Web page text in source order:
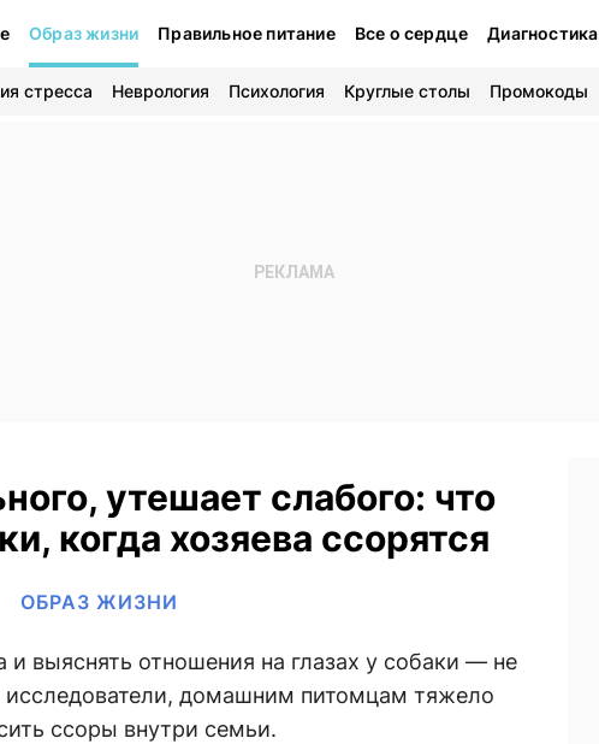
Образ жизни Правильное питание Все о сердце Диагностика
стресса Неврология Психология Круглые столы Промокоды
утешает слабого: что
когда хозяева ссорятся
ОБРАЗ ЖИЗНИ
и выяснять отношения на глазах у собаки — не
домашним питомцам тяжело
ссоры внутри семьи.